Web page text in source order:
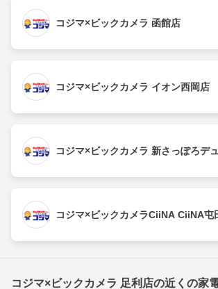
コジマ×ビックカメラ 函館店
コジマ×ビックカメラ イオン西岡店
コジマ×ビックカメラ 新さっぽろデ
コジマ×ビックカメラCiiNA CiiNA屯
コジマ×ビックカメラ 足利店の近くの家